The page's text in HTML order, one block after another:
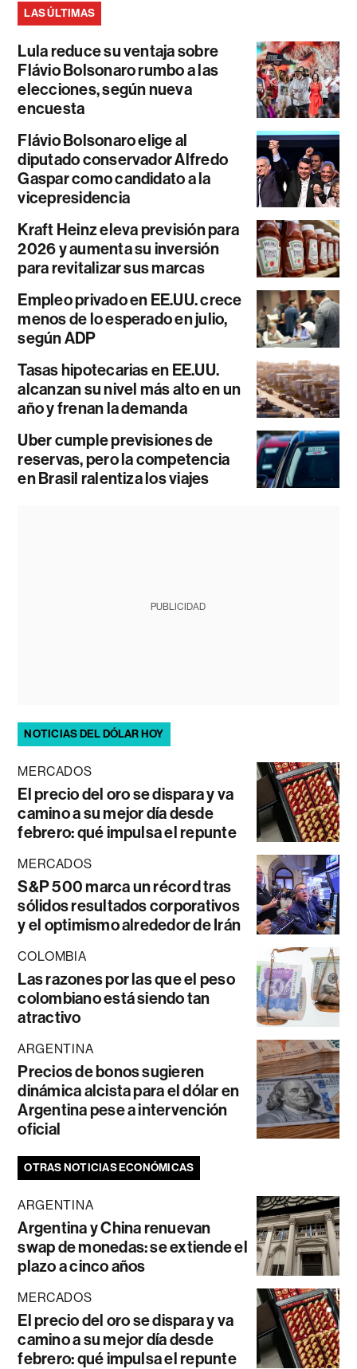
LAS ÚLTIMAS
Lula reduce su ventaja sobre
Flávio Bolsonaro rumbo a las
elecciones, según nueva
encuesta
Flávio Bolsonaro elige al
diputado conservador Alfredo
Gaspar como candidato a la
vicepresidencia
Kraft Heinz eleva previsión para
2026 y aumenta su inversión
para revitalizar sus marcas
Empleo privado en EE.UU. crece
menos de lo esperado en julio,
según ADP
Tasas hipotecarias en EE.UU.
alcanzan su nivel más alto en un
año y frenan la demanda
Uber cumple previsiones de
reservas, pero la competencia
en Brasil ralentiza los viajes
PUBLICIDAD
NOTICIAS DEL DÓLAR HOY
MERCADOS
El precio del oro se dispara y va
camino a su mejor día desde
febrero: qué impulsa el repunte
MERCADOS
S&P 500 marca un récord tras
sólidos resultados corporativos
y el optimismo alrededor de Irán
COLOMBIA
Las razones por las que el peso
colombiano está siendo tan
atractivo
ARGENTINA
Precios de bonos sugieren
dinámica alcista para el dólar en
Argentina pese a intervención
oficial
OTRAS NOTICIAS ECONÓMICAS
ARGENTINA
Argentina y China renuevan
swap de monedas: se extiende el
plazo a cinco años
MERCADOS
El precio del oro se dispara y va
camino a su mejor día desde
febrero: qué impulsa el repunte